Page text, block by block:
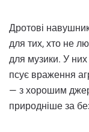
Дротові
для тих, хто не
для музики. У
псує враження
— з хорошим
природніше за